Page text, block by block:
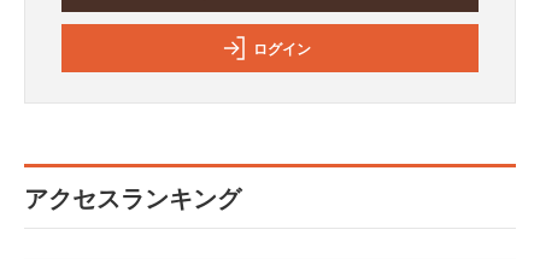
ログイン
アクセスランキング